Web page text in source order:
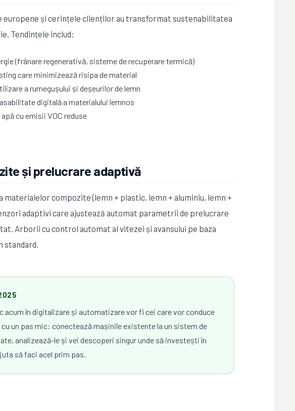
europene și cerințele clienților au transformat sustenabilitatea
Tendințele includ:
(frânare regenerativă, sisteme de recuperare termică)
care minimizează risipa de material
a rumegușului și deșeurilor de lemn
digitală a materialului lemnos
cu emisii VOC reduse
și prelucrare adaptivă
compozite (lemn + plastic, lemn + aluminiu, lemn +
adaptivi care ajustează automat parametrii de prelucrare
Arborii cu control automat al vitezei și avansului pe baza
standard.
acum în digitalizare și automatizare vor fi cei care vor conduce
un pas mic: conectează mașinile existente la un sistem de
analizează-le și vei descoperi singur unde să investești în
să faci acel prim pas.